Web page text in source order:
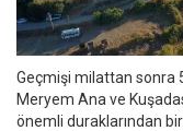
Geçmişi milattan sonra
Meryem Ana ve
önemli duraklarından